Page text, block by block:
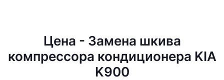
Цена - Замена шкива
компрессора кондиционера KIA
K900